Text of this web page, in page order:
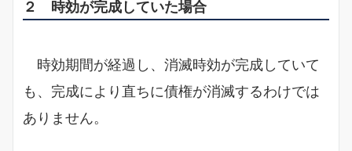
２ 時効が完成していた場合
時効期間が経過し、消滅時効が完成していて
も、完成により直ちに債権が消滅するわけでは
ありません。